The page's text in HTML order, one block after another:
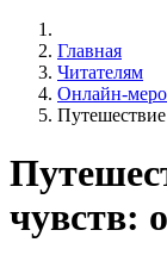
Главная
Читателям
Онлайн-
чувств: